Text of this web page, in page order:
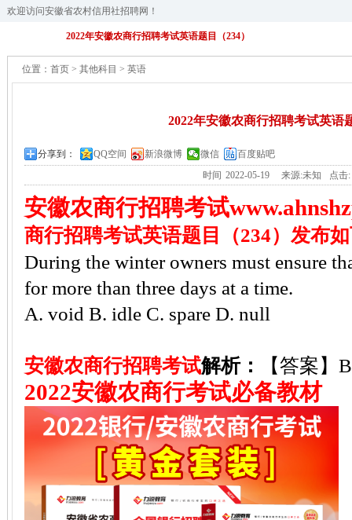
欢迎访问安徽省农村信用社招聘网！
2022年安徽农商行招聘考试英语题目（234）
位置： 首页 > 其他科目 > 英语
2022年安徽农商行招聘考试英语
分享到： QQ空间 新浪微博 微信
百度贴吧
时间 2022-05-19 来源:未知 点击:
安徽农商行招聘考试
商行招聘考试英语题目（234）发布
During the winter owners must ensure
for more than three days at a time.
A. void B. idle C. spare D. null
安徽农商行招聘考试解析： 【答案】
2022安徽农商行考试必备教材